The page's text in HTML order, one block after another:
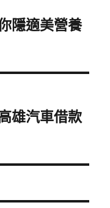
隱適美營養
雄汽車借款